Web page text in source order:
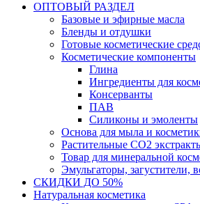
ОПТОВЫЙ РАЗДЕЛ
Базовые и эфирные масла
Бленды и отдушки
Готовые косметические
Косметические компоненты
Глина
Ингредиенты для
Консерванты
ПАВ
Силиконы и эмоленты
Основа для мыла и
Растительные СО2
Товар для минеральной
Эмульгаторы, загустители,
СКИДКИ ДО 50%
Натуральная косметика